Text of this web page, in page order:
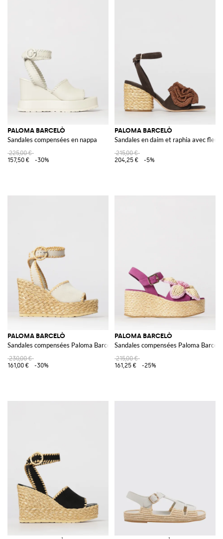
PALOMA BARCELÒ
Sandales compensées en nappa
225,00 €
157,50 €
-30%
PALOMA BARCELÒ
Sandales en daim et raphia avec
215,00 €
204,25 €
-5%
PALOMA BARCELÒ
Sandales compensées Paloma Barceló en daim bicolore et raphia avec bride
230,00 €
161,00 €
-30%
PALOMA BARCELÒ
Sandales compensées Paloma
215,00 €
161,25 €
-25%